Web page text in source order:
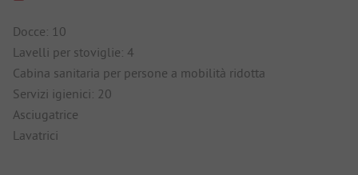
Docce: 10
Lavelli per stoviglie: 4
Cabina sanitaria per persone a mobilità ridotta
Servizi igienici: 20
Asciugatrice
Lavatrici